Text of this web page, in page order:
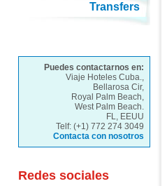
Transfers
Puedes contactarnos en:
Viaje Hoteles Cuba.,
Bellarosa Cir,
Royal Palm Beach,
West Palm Beach.
FL, EEUU
Telf: (+1) 772 274 3049
Contacta con nosotros
Redes sociales